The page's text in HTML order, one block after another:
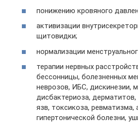
понижению кровяного
активизации
щитовидки;
нормализации
терапии нервных
бессонницы, болезненных
неврозов, ИБС, дискинезии,
дисбактериоза,
язв, токсикоза, ревматизма,
гипертонической болезни,